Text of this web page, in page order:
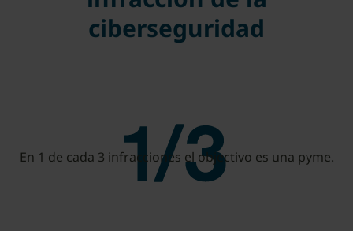
ciberseguridad
En 1 de cada 3 infracciones el objectivo es una pyme.